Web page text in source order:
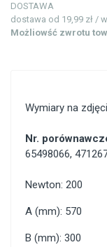
DOSTAWA
dostawa od 19,99 zł /
Możliowść zwrotu
Wymiary na
Nr.
65498066,
Newton: 200
A (mm): 570
B (mm): 300